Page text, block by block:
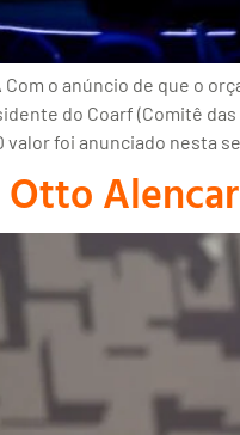
Com o anúncio de que o
do Coarf (Comitê
valor foi anunciado nesta
Otto